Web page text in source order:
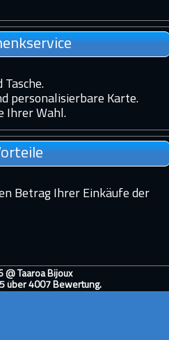
Tasche.
personalisierbare Karte.
Ihrer Wahl.
Betrag Ihrer Einkäufe der
@ Taaroa Bijoux
5 über 4007 Bewertung.